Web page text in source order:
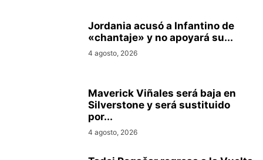
Jordania acusó a Infantino de
«chantaje» y no apoyará su...
4 agosto, 2026
Maverick Viñales será baja en
Silverstone y será sustituido
por...
4 agosto, 2026